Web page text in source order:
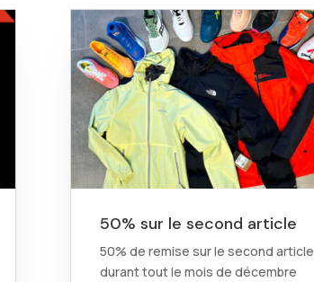
50% sur le second article
50% de remise sur le second article
durant tout le mois de décembre